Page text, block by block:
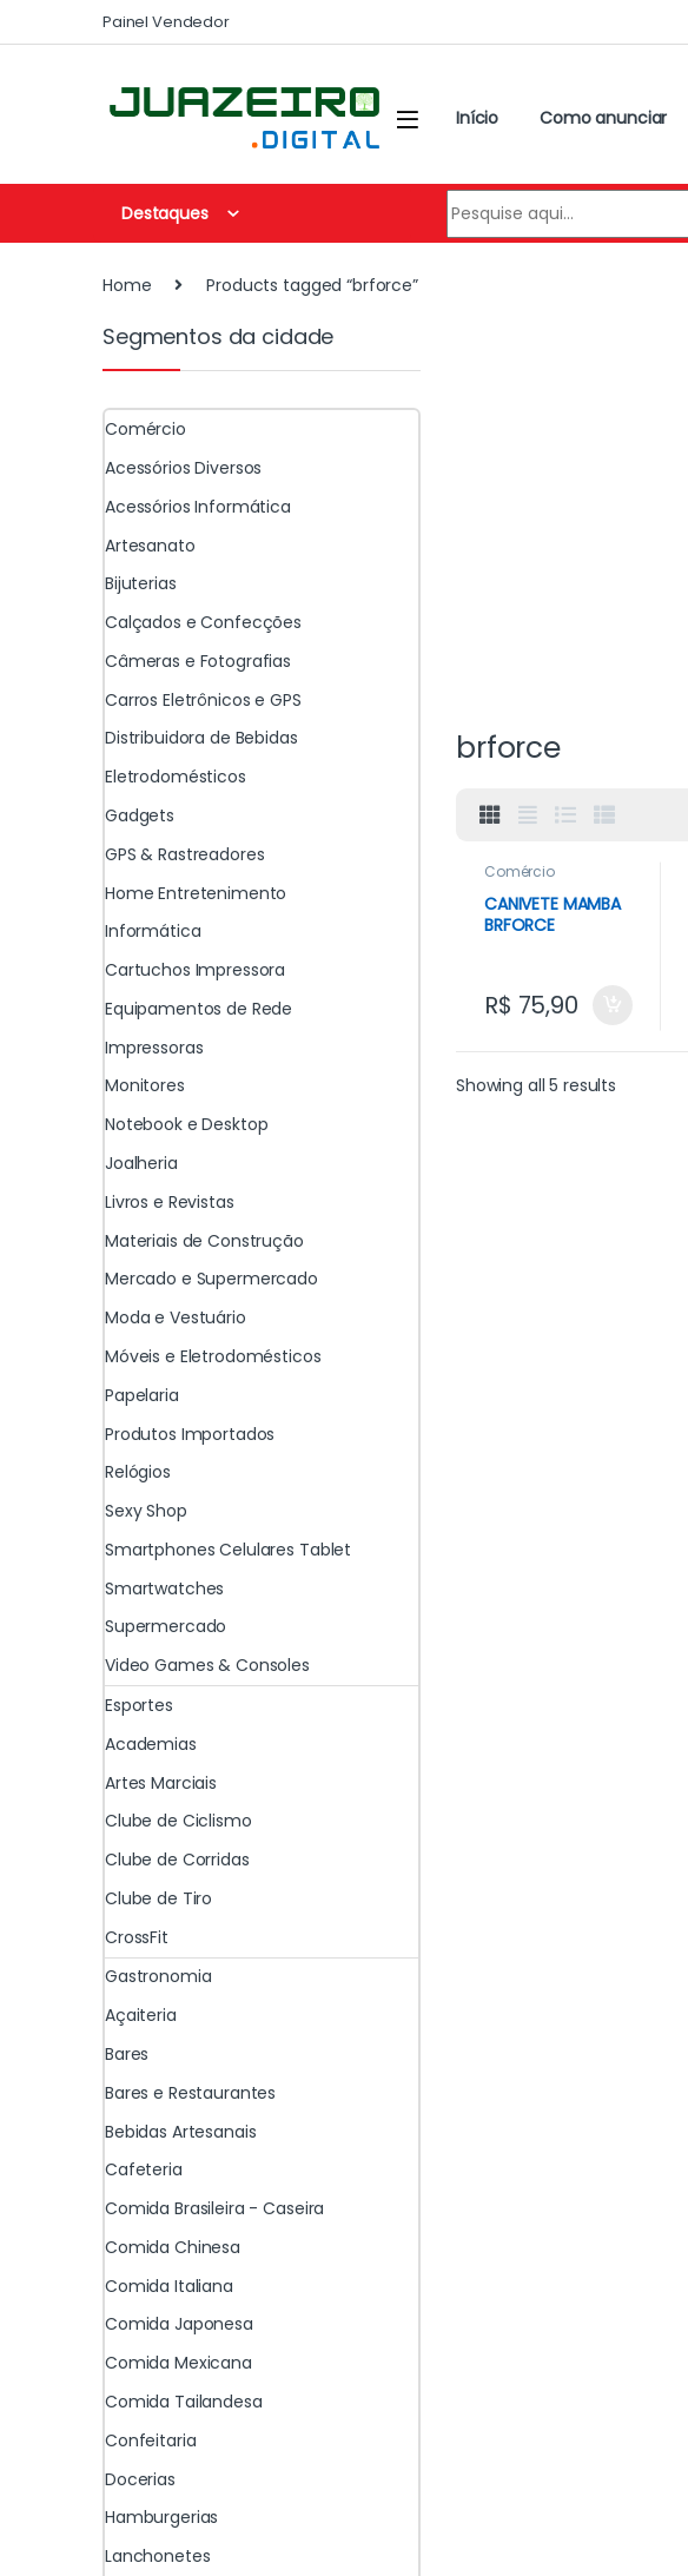
Painel Vendedor
Início Como anunciar
Destaques
Home Products tagged “brforce”
brforce
Comércio
CANIVETE MAMBA
BRFORCE
R$ 75,90
Showing all 5 results
Segmentos da cidade
Comércio
Acessórios Diversos
Acessórios Informática
Artesanato
Bijuterias
Calçados e Confecções
Câmeras e Fotografias
Carros Eletrônicos e GPS
Distribuidora de Bebidas
Eletrodomésticos
Gadgets
GPS & Rastreadores
Home Entretenimento
Informática
Cartuchos Impressora
Equipamentos de Rede
Impressoras
Monitores
Notebook e Desktop
Joalheria
Livros e Revistas
Materiais de Construção
Mercado e Supermercado
Moda e Vestuário
Móveis e Eletrodomésticos
Papelaria
Produtos Importados
Relógios
Sexy Shop
Smartphones Celulares Tablet
Smartwatches
Supermercado
Video Games & Consoles
Esportes
Academias
Artes Marciais
Clube de Ciclismo
Clube de Corridas
Clube de Tiro
CrossFit
Gastronomia
Açaiteria
Bares
Bares e Restaurantes
Bebidas Artesanais
Cafeteria
Comida Brasileira - Caseira
Comida Chinesa
Comida Italiana
Comida Japonesa
Comida Mexicana
Comida Tailandesa
Confeitaria
Docerias
Hamburgerias
Lanchonetes